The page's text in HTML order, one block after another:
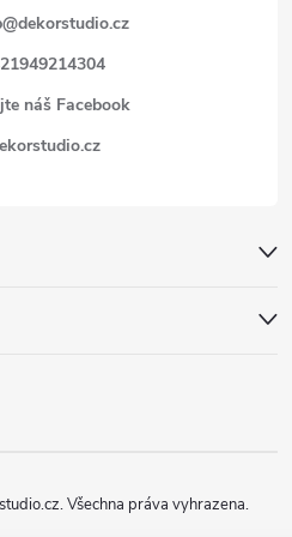
@dekorstudio.cz
náš Facebook
. Všechna práva vyhrazena.